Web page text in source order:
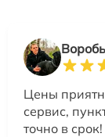
Цены
сервис,
точно в